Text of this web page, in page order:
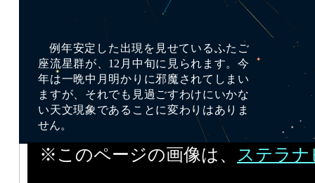
例年安定した出現を見せているふたご
座流星群が、12月中旬に見られます。今
年は一晩中月明かりに邪魔されてしまい
ますが、それでも見過ごすわけにいかな
い天文現象であることに変わりはありま
せん。
※このページの画像は、 ステラ